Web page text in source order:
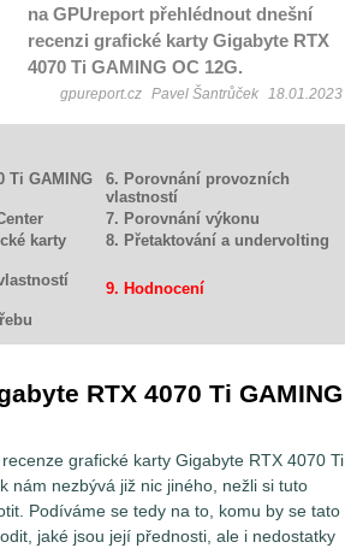
na GPUreport přehlédnout dnešní
recenzi grafické karty Gigabyte RTX
4070 Ti GAMING OC 12G.
gpureport.cz Pavel Šantrůček 18.01.2023
Ti GAMING
6. Porovnání provozních
vlastností
7. Porovnání výkonu
karty
8. Přetaktování a undervolting
9. Hodnocení
RTX 4070 Ti GAMING
grafické karty Gigabyte RTX 4070 Ti
nám nezbývá již nic jiného, nežli si tuto
Podíváme se tedy na to, komu by se tato
jaké jsou její přednosti, ale i nedostatky